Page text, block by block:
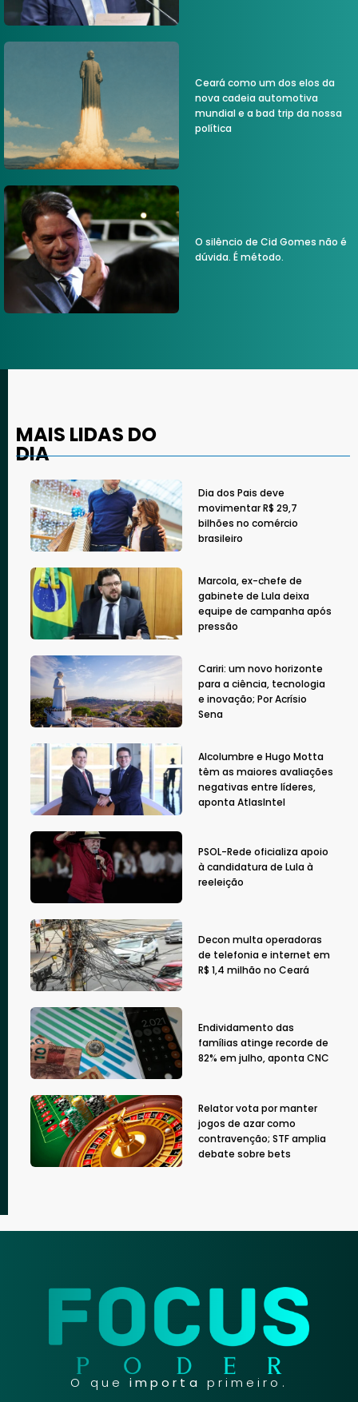
Ceará como um dos elos da
nova cadeia automotiva
mundial e a bad trip da nossa
política
O silêncio de Cid Gomes não é
dúvida. É método.
MAIS LIDAS DO
DIA
Dia dos Pais deve
movimentar R$ 29,7
bilhões no comércio
brasileiro
Marcola, ex-chefe de
gabinete de Lula deixa
equipe de campanha após
pressão
Cariri: um novo horizonte
para a ciência, tecnologia
e inovação; Por Acrísio
Sena
Alcolumbre e Hugo Motta
têm as maiores avaliações
negativas entre líderes,
aponta AtlasIntel
PSOL-Rede oficializa apoio
à candidatura de Lula à
reeleição
Decon multa operadoras
de telefonia e internet em
R$ 1,4 milhão no Ceará
Endividamento das
famílias atinge recorde de
82% em julho, aponta CNC
Relator vota por manter
jogos de azar como
contravenção; STF amplia
debate sobre bets
O que importa primeiro.